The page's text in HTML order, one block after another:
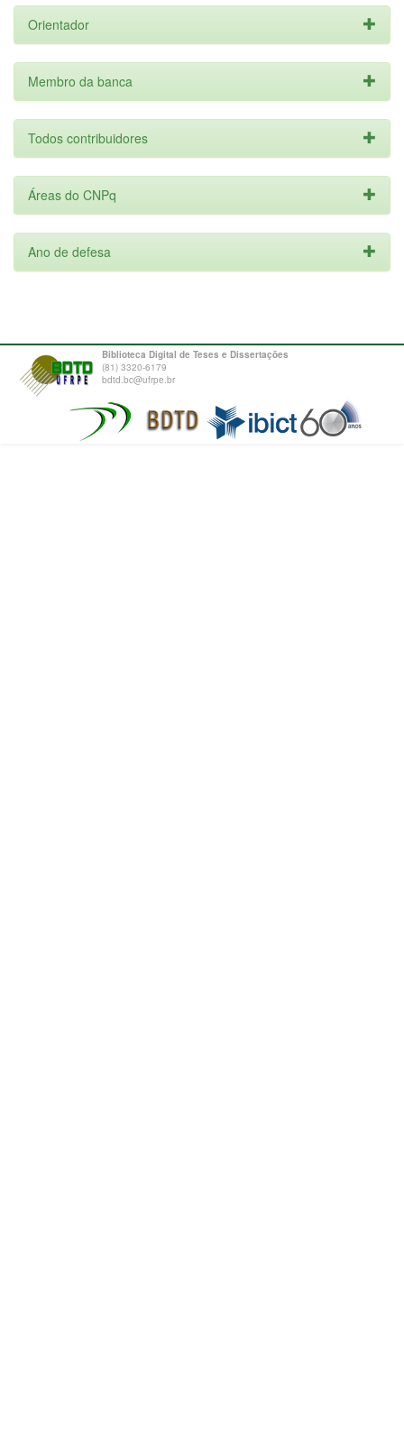
Orientador
Membro da banca
Todos contribuidores
Áreas do CNPq
Ano de defesa
Biblioteca Digital de Teses e Dissertações
(81) 3320-6179
bdtd.bc@ufrpe.br